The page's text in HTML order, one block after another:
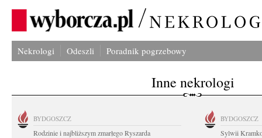
Nekrologi Odeszli Poradnik pogrzebowy
Inne nekrologi
BYDGOSZCZ
Rodzinie i najbliższym zmarłego Ryszarda
BYDGOSZCZ
Sylwii